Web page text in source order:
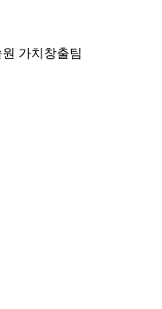
가치창출팀